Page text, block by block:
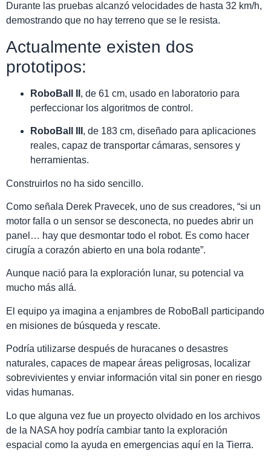
Durante las pruebas alcanzó velocidades de hasta 32 km/h,
demostrando que no hay terreno que se le resista.
Actualmente existen dos
prototipos:
RoboBall II , de 61 cm, usado en laboratorio para
perfeccionar los algoritmos de control.
RoboBall III , de 183 cm, diseñado para aplicaciones
reales, capaz de transportar cámaras, sensores y
herramientas.
Construirlos no ha sido sencillo.
Como señala Derek Pravecek, uno de sus creadores, “si un
motor falla o un sensor se desconecta, no puedes abrir un
panel… hay que desmontar todo el robot. Es como hacer
cirugía a corazón abierto en una bola rodante”.
Aunque nació para la exploración lunar, su potencial va
mucho más allá.
El equipo ya imagina a enjambres de RoboBall participando
en misiones de búsqueda y rescate.
Podría utilizarse después de huracanes o desastres
naturales, capaces de mapear áreas peligrosas, localizar
sobrevivientes y enviar información vital sin poner en riesgo
vidas humanas.
Lo que alguna vez fue un proyecto olvidado en los archivos
de la NASA hoy podría cambiar tanto la exploración
espacial como la ayuda en emergencias aquí en la Tierra.